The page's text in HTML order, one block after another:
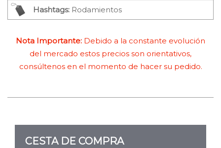
Hashtags: Rodamientos
Nota Importante: Debido a la constante evolución
del mercado estos precios son orientativos,
consúltenos en el momento de hacer su pedido.
CESTA DE COMPRA